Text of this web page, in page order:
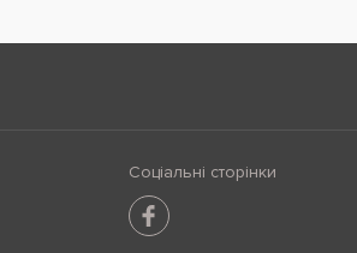
Соціальні сторінки